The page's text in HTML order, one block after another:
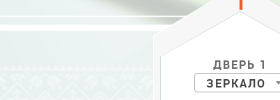
ДВЕРЬ 1
ЗЕРКАЛО